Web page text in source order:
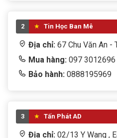
2 Tin Học Ban Mê
Địa chỉ: 67 Chu Văn An -
Mua hàng: 097 3012696
Bảo hành: 0888195969
3 Tấn Phát AD
Địa chỉ: 02/13 Y Wang ,